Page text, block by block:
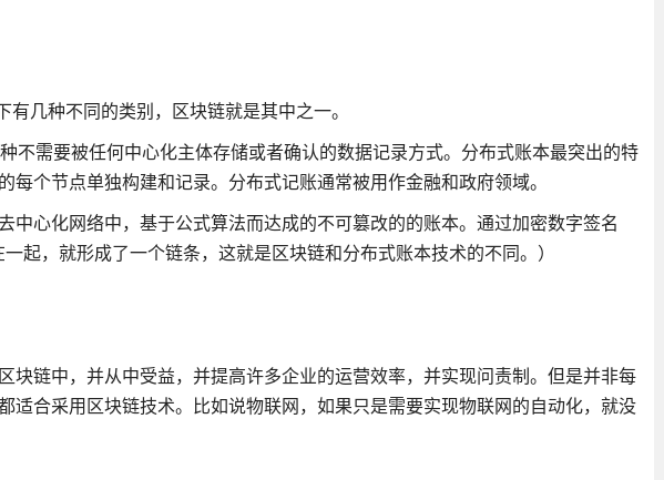
几种不同的类别，区块链就是其中之一。
不需要被任何中心化主体存储或者确认的数据记录方式。分布式账本最突出的特
个节点单独构建和记录。分布式记账通常被用作金融和政府领域。
中心化网络中，基于公式算法而达成的不可篡改的的账本。通过加密数字签名
起，就形成了一个链条，这就是区块链和分布式账本技术的不同。）
块链中，并从中受益，并提高许多企业的运营效率，并实现问责制。但是并非每
适合采用区块链技术。比如说物联网，如果只是需要实现物联网的自动化，就没